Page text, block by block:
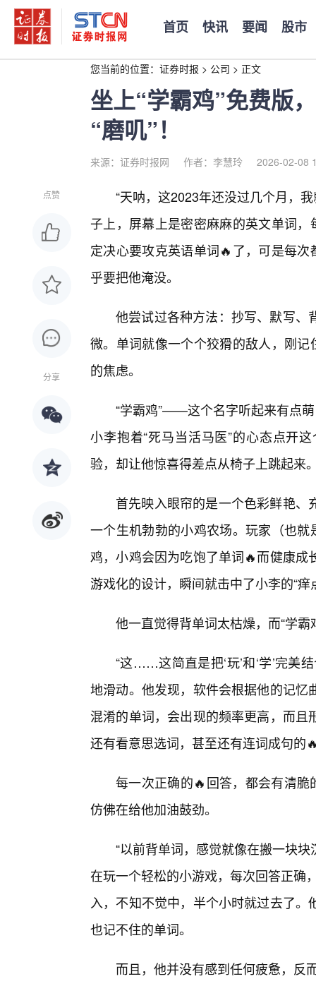
首页 快讯 要闻 股市
您当前的位置： 证券时报 > 公司 > 正文
坐上“学霸鸡”免费版
“磨叽”！
来源：证券时报网 作者：李慧玲 2026-02-08
点赞
分享
“天呐，这2023年还没过几个月，
子上，屏幕上是密密麻麻的英文单词
定决心要攻克英语单词🔥了，可是每
乎要把他淹没。
他尝试过各种方法：抄写、默写、
微。单词就像一个个狡猾的敌人，刚
的焦虑。
“学霸鸡”——这个名字听起来有点
小李抱着“死马当活马医”的心态点开
验，却让他惊喜得差点从椅子上跳起来
首先映入眼帘的是一个色彩鲜艳
一个生机勃勃的小鸡农场。玩家（也
鸡，小鸡会因为吃饱了单词🔥而健康
游戏化的设计，瞬间就击中了小李的“痒
他一直觉得背单词太枯燥，而“学
“这……这简直是把‘玩’和‘学’完美
地滑动。他发现，软件会根据他的记
混淆的单词，会出现的频率更高，而
还有看意思选词，甚至还有连词成句的
每一次正确的🔥回答，都会有清脆
仿佛在给他加油鼓劲。
“以前背单词，感觉就像在搬一块
在玩一个轻松的小游戏，每次回答正确
入，不知不觉中，半个小时就过去了
也记不住的单词。
而且，他并没有感到任何疲惫，反